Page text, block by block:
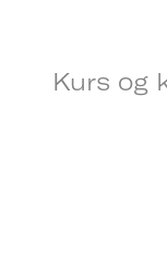
Kurs og